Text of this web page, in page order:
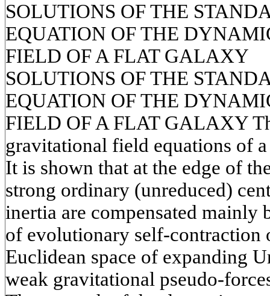
SOLUTIONS OF THE
EQUATION OF THE
FIELD OF A FLAT GALAXY
SOLUTIONS OF THE
EQUATION OF THE
FIELD OF A FLAT GALAXY
gravitational field equations of
It is shown that at the edge of
strong ordinary (unreduced)
inertia are compensated mainly
of evolutionary self-contraction
Euclidean space of expanding
weak gravitational pseudo-